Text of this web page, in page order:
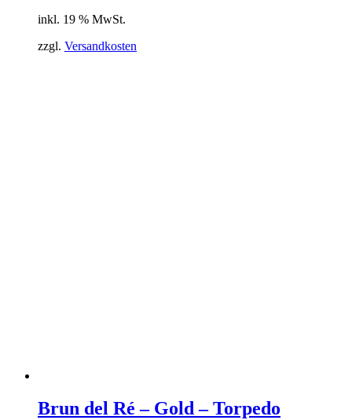
inkl. 19 % MwSt.
zzgl. Versandkosten
Brun del Ré – Gold – Torpedo